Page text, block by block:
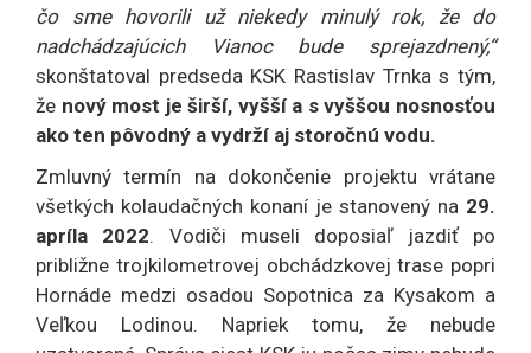
čo sme hovorili už niekedy minulý rok, že do
nadchádzajúcich Vianoc bude sprejazdnený,“
skonštatoval predseda KSK Rastislav Trnka s tým,
že nový most je širší, vyšší a s vyššou nosnosťou
ako ten pôvodný a vydrží aj storočnú vodu.
Zmluvný termín na dokončenie projektu vrátane
všetkých kolaudačných konaní je stanovený na 29.
apríla 2022. Vodiči museli doposiaľ jazdiť po
približne trojkilometrovej obchádzkovej trase popri
Hornáde medzi osadou Sopotnica za Kysakom a
Veľkou Lodinou. Napriek tomu, že nebude